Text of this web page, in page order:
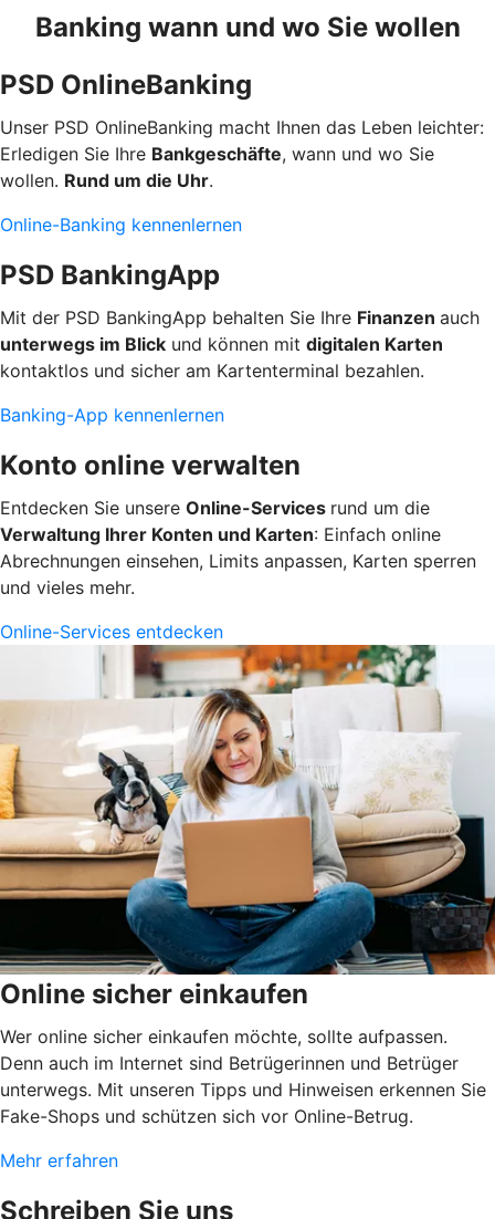
Banking wann und wo Sie wollen
PSD OnlineBanking
Unser PSD OnlineBanking macht Ihnen das Leben leichter:
Erledigen Sie Ihre Bankgeschäfte, wann und wo Sie
wollen. Rund um die Uhr.
Online-Banking kennenlernen
PSD BankingApp
Mit der PSD BankingApp behalten Sie Ihre Finanzen auch
unterwegs im Blick und können mit digitalen Karten
kontaktlos und sicher am Kartenterminal bezahlen.
Banking-App kennenlernen
Konto online verwalten
Entdecken Sie unsere Online-Services rund um die
Verwaltung Ihrer Konten und Karten: Einfach online
Abrechnungen einsehen, Limits anpassen, Karten sperren
und vieles mehr.
Online-Services entdecken
Online sicher einkaufen
Wer online sicher einkaufen möchte, sollte aufpassen.
Denn auch im Internet sind Betrügerinnen und Betrüger
unterwegs. Mit unseren Tipps und Hinweisen erkennen Sie
Fake-Shops und schützen sich vor Online-Betrug.
Mehr erfahren
Schreiben Sie uns